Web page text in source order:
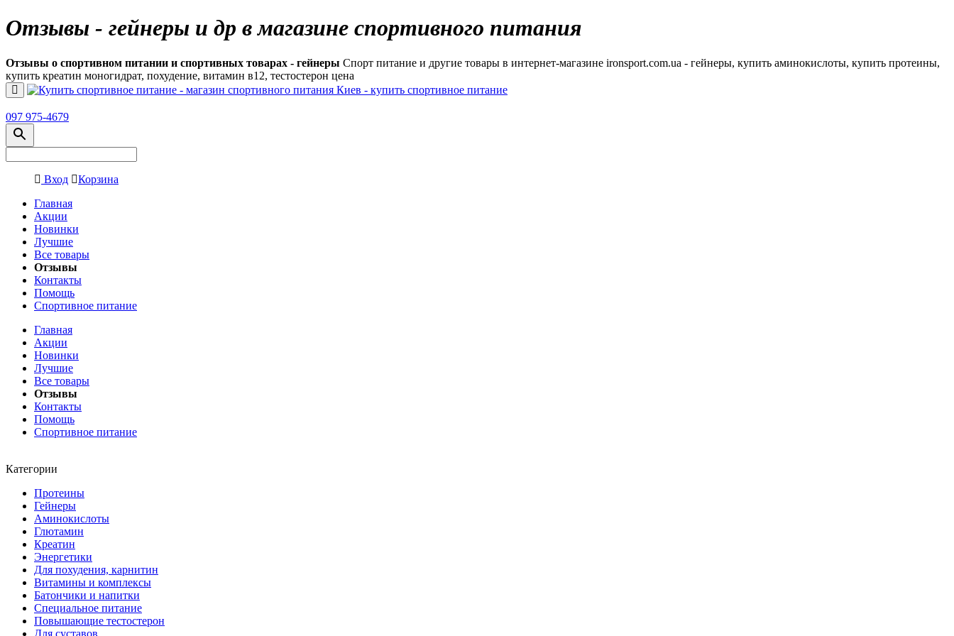
Отзывы - гейнеры и др в магазине спортивного питания
Отзывы о спортивном питании и спортивных товарах - гейнеры Спорт питание и другие товары в интернет-магазине ironsport.com.ua - гейнеры, купить аминокислоты, купить протеины,
купить креатин моногидрат, похудение, витамин в12, тестостерон цена
097 975-4679
Вход
Корзина
Главная
Акции
Новинки
Лучшие
Все товары
Отзывы
Контакты
Помощь
Спортивное питание
Главная
Акции
Новинки
Лучшие
Все товары
Отзывы
Контакты
Помощь
Спортивное питание
Категории
Протеины
Гейнеры
Аминокислоты
Глютамин
Креатин
Энергетики
Для похудения, карнитин
Витамины и комплексы
Батончики и напитки
Специальное питание
Повышающие тестостерон
Для суставов